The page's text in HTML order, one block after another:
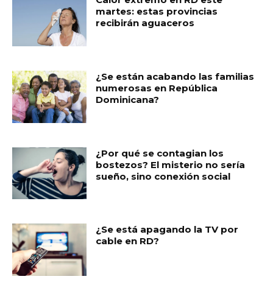
o
k
p
ti
r
martes: estas provincias
recibirán aguaceros
¿Se están acabando las familias
numerosas en República
Dominicana?
¿Por qué se contagian los
bostezos? El misterio no sería
sueño, sino conexión social
¿Se está apagando la TV por
cable en RD?